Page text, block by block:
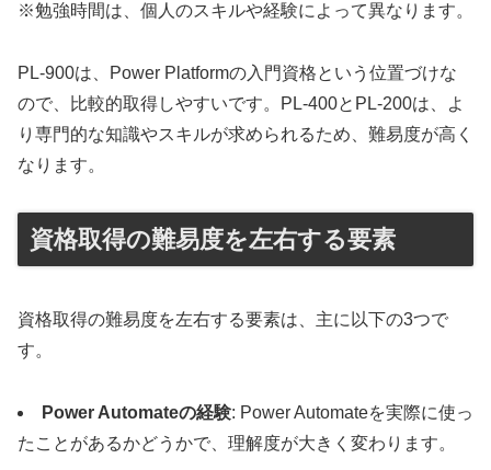
※勉強時間は、個人のスキルや経験によって異なります。
PL-900は、Power Platformの入門資格という位置づけな
ので、比較的取得しやすいです。PL-400とPL-200は、よ
り専門的な知識やスキルが求められるため、難易度が高く
なります。
資格取得の難易度を左右する要素
資格取得の難易度を左右する要素は、主に以下の3つで
す。
Power Automateの経験: Power Automateを実際に使っ
たことがあるかどうかで、理解度が大きく変わります。